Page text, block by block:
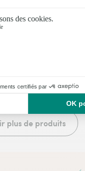
vus sur 21
plus de produits